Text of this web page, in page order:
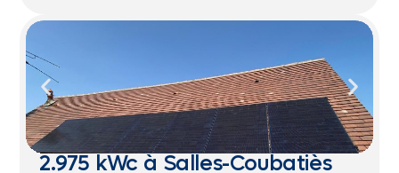
2.975 kWc à Salles-Coubatiès